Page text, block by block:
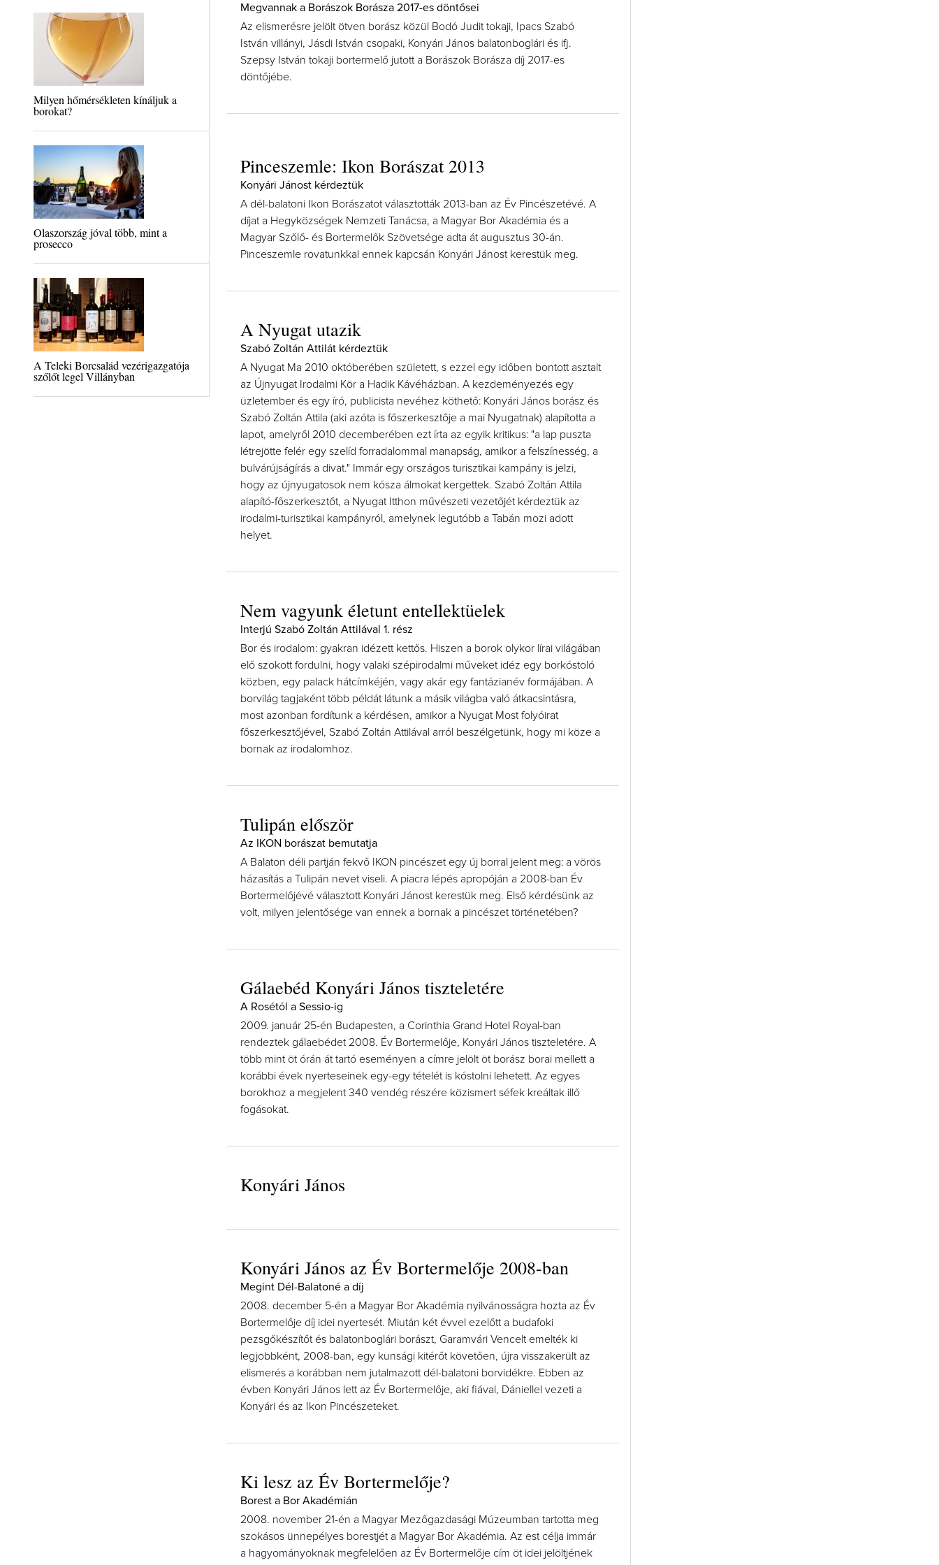
Milyen hőmérsékleten kínáljuk a
borokat?
Olaszország jóval több, mint a
prosecco
A Teleki Borcsalád vezérigazgatója
szőlőt legel Villányban
Megvannak a Borászok Borásza 2017-es döntősei
Az elismerésre jelölt ötven borász közül Bodó Judit tokaji, Ipacs Szabó
István villányi, Jásdi István csopaki, Konyári János balatonboglári és ifj.
Szepsy István tokaji bortermelő jutott a Borászok Borásza díj 2017-es
döntőjébe.
Pinceszemle: Ikon Borászat 2013
Konyári Jánost kérdeztük
A dél-balatoni Ikon Borászatot választották 2013-ban az Év Pincészetévé. A
díjat a Hegyközségek Nemzeti Tanácsa, a Magyar Bor Akadémia és a
Magyar Szőlő- és Bortermelők Szövetsége adta át augusztus 30-án.
Pinceszemle rovatunkkal ennek kapcsán Konyári Jánost kerestük meg.
A Nyugat utazik
Szabó Zoltán Attilát kérdeztük
A Nyugat Ma 2010 októberében született, s ezzel egy időben bontott asztalt
az Újnyugat Irodalmi Kör a Hadik Kávéházban. A kezdeményezés egy
üzletember és egy író, publicista nevéhez köthető: Konyári János borász és
Szabó Zoltán Attila (aki azóta is főszerkesztője a mai Nyugatnak) alapította a
lapot, amelyről 2010 decemberében ezt írta az egyik kritikus: "a lap puszta
létrejötte felér egy szelíd forradalommal manapság, amikor a felszínesség, a
bulvárújságírás a divat." Immár egy országos turisztikai kampány is jelzi,
hogy az újnyugatosok nem kósza álmokat kergettek. Szabó Zoltán Attila
alapító-főszerkesztőt, a Nyugat Itthon művészeti vezetőjét kérdeztük az
irodalmi-turisztikai kampányról, amelynek legutóbb a Tabán mozi adott
helyet.
Nem vagyunk életunt entellektüelek
Interjú Szabó Zoltán Attilával 1. rész
Bor és irodalom: gyakran idézett kettős. Hiszen a borok olykor lírai világában
elő szokott fordulni, hogy valaki szépirodalmi műveket idéz egy borkóstoló
közben, egy palack hátcímkéjén, vagy akár egy fantázianév formájában. A
borvilág tagjaként több példát látunk a másik világba való átkacsintásra,
most azonban fordítunk a kérdésen, amikor a Nyugat Most folyóirat
főszerkesztőjével, Szabó Zoltán Attilával arról beszélgetünk, hogy mi köze a
bornak az irodalomhoz.
Tulipán először
Az IKON borászat bemutatja
A Balaton déli partján fekvő IKON pincészet egy új borral jelent meg: a vörös
házasítás a Tulipán nevet viseli. A piacra lépés apropóján a 2008-ban Év
Bortermelőjévé választott Konyári Jánost kerestük meg. Első kérdésünk az
volt, milyen jelentősége van ennek a bornak a pincészet történetében?
Gálaebéd Konyári János tiszteletére
A Rosétól a Sessio-ig
2009. január 25-én Budapesten, a Corinthia Grand Hotel Royal-ban
rendeztek gálaebédet 2008. Év Bortermelője, Konyári János tiszteletére. A
több mint öt órán át tartó eseményen a címre jelölt öt borász borai mellett a
korábbi évek nyerteseinek egy-egy tételét is kóstolni lehetett. Az egyes
borokhoz a megjelent 340 vendég részére közismert séfek kreáltak illő
fogásokat.
Konyári János
Konyári János az Év Bortermelője 2008-ban
Megint Dél-Balatoné a díj
2008. december 5-én a Magyar Bor Akadémia nyilvánosságra hozta az Év
Bortermelője díj idei nyertesét. Miután két évvel ezelőtt a budafoki
pezsgőkészítőt és balatonboglári borászt, Garamvári Vencelt emelték ki
legjobbként, 2008-ban, egy kunsági kitérőt követően, újra visszakerült az
elismerés a korábban nem jutalmazott dél-balatoni borvidékre. Ebben az
évben Konyári János lett az Év Bortermelője, aki fiával, Dániellel vezeti a
Konyári és az Ikon Pincészeteket.
Ki lesz az Év Bortermelője?
Borest a Bor Akadémián
2008. november 21-én a Magyar Mezőgazdasági Múzeumban tartotta meg
szokásos ünnepélyes borestjét a Magyar Bor Akadémia. Az est célja immár
a hagyományoknak megfelelően az Év Bortermelője cím öt idei jelöltjének